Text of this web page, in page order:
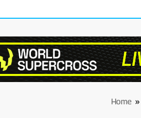
Home »